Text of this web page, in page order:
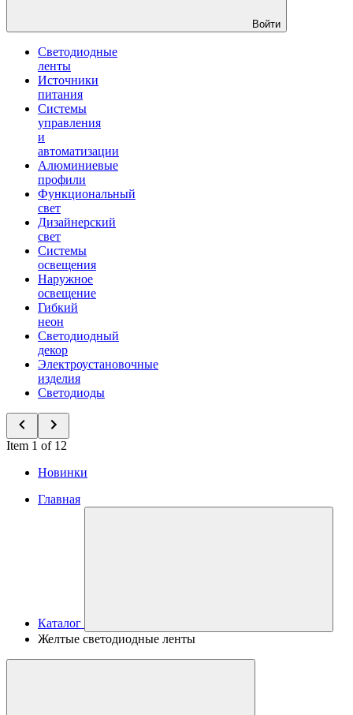
Войти
Светодиодные
ленты
Источники
питания
Системы
управления
и
автоматизации
Алюминиевые
профили
Функциональный
свет
Дизайнерский
свет
Системы
освещения
Наружное
освещение
Гибкий
неон
Светодиодный
декор
Электроустановочные
изделия
Светодиоды
Item 1 of 12
Новинки
Главная
Каталог
Желтые светодиодные ленты